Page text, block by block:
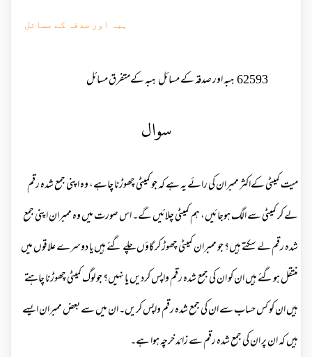
ہبہ اور صدقہ کے مسائل
62593ہبہ اور صدقہ کے مسائلہبہ کےمتفرق مسائل
سوال
میت کمیٹی کےاکثر ممبران کی رائے یہ ہے کہ جو کمیٹی چھوڑنا چاہے، وہ اپنی جمع شدہ رقم
لے کر کمیٹی سے الگ ہوجائیں، ہم کمیٹی چلائیں گے۔ اس صورت میں وہ ممبران اپنی جمع
شدہ رقم لے سکتے ہیں؟ جو ممبران کمیٹی چھوڑ کر گاؤں چلے گئے ہیں یا دوسرے علاقوں میں
منتقل ہوگئے ہیں ان کو ان کی جمع شدہ رقم واپس کردیں یا نہیں؟ جو لوگ کمیٹی چھوڑنا چاہتے
ہیں ان کو کس حساب سے ان کی جمع شدہ رقم واپس کریں۔ ان میں سے بعض ممبران ایسے
ہیں کہ ان پر ان کی جمع شدہ رقم سے زائد خرچہ ہوا ہے۔